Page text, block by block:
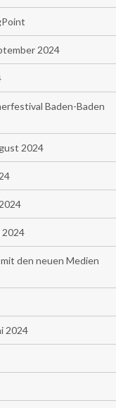
2024
Baden-Baden
2024
2024
den neuen Medien
2024